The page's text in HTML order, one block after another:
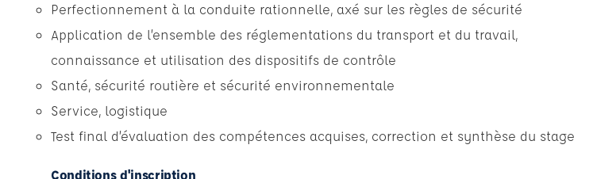
Perfectionnement à la conduite rationnelle, axé sur les règles de sécurité
Application de l’ensemble des réglementations du transport et du travail,
connaissance et utilisation des dispositifs de contrôle
Santé, sécurité routière et sécurité environnementale
Service, logistique
Test final d’évaluation des compétences acquises, correction et synthèse du stage
Conditions d'inscription